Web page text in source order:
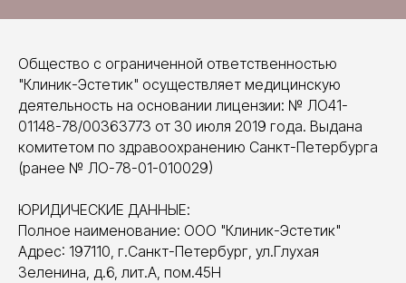
Общество с ограниченной ответственностью
"Клиник-Эстетик" осуществляет медицинскую
деятельность на основании лицензии: № ЛО41-
01148-78/00363773 от 30 июля 2019 года. Выдана
комитетом по здравоохранению Санкт-Петербурга
(ранее № ЛО-78-01-010029)
ЮРИДИЧЕСКИЕ ДАННЫЕ:
Полное наименование: ООО "Клиник-Эстетик"
Адрес: 197110, г.Санкт-Петербург, ул.Глухая
Зеленина, д.6, лит.А, пом.45Н